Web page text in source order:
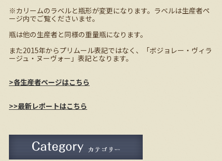
※カリームのラベルと瓶形が変更になります。ラベルは生産者ペ
ージ内でご覧くださいませ。
瓶は他の生産者と同様の重量瓶になります。
また2015年からプリムール表記ではなく、「ボジョレー・ヴィラ
ージュ・ヌーヴォー」表記となります。
>各生産者ページはこちら
>>最新レポートはこちら